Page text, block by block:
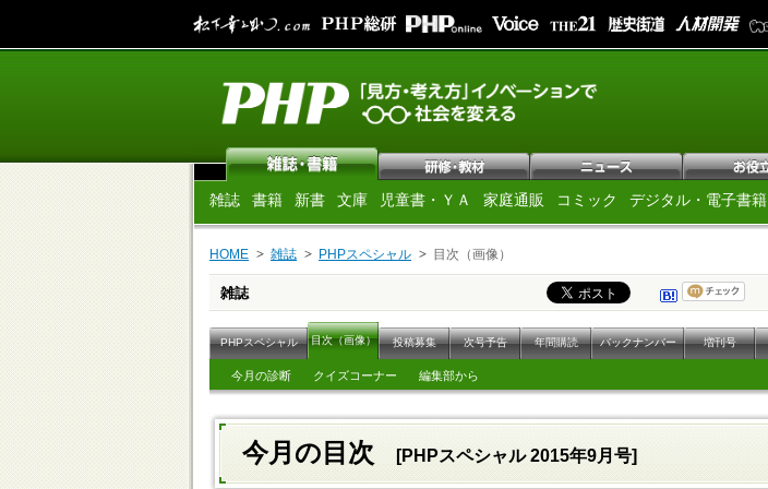
雑誌 書籍 新書 文庫 児童書・ＹＡ 家庭通販 コミック デジタル・電子書籍
HOME 雑誌 PHPスペシャル 目次（画像）
雑誌
PHPスペシャル 目次（画像） 投稿募集 次号予告 年間購読 バックナンバー 増刊号
今月の診断 クイズコーナー 編集部から
今月の目次 [PHPスペシャル 2015年9月号]